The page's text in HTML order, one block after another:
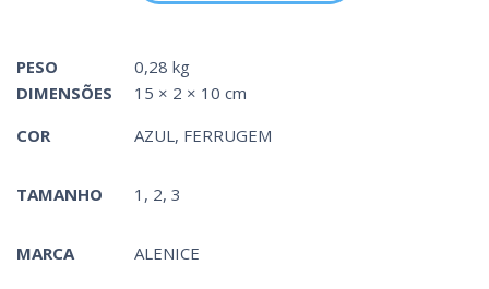
PESO
0,28 kg
DIMENSÕES
15 × 2 × 10 cm
COR
AZUL, FERRUGEM
TAMANHO 1, 2, 3
MARCA ALENICE